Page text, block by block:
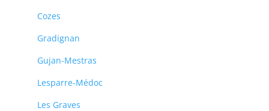
Cozes
Gradignan
Gujan-Mestras
Lesparre-Médoc
Les Graves